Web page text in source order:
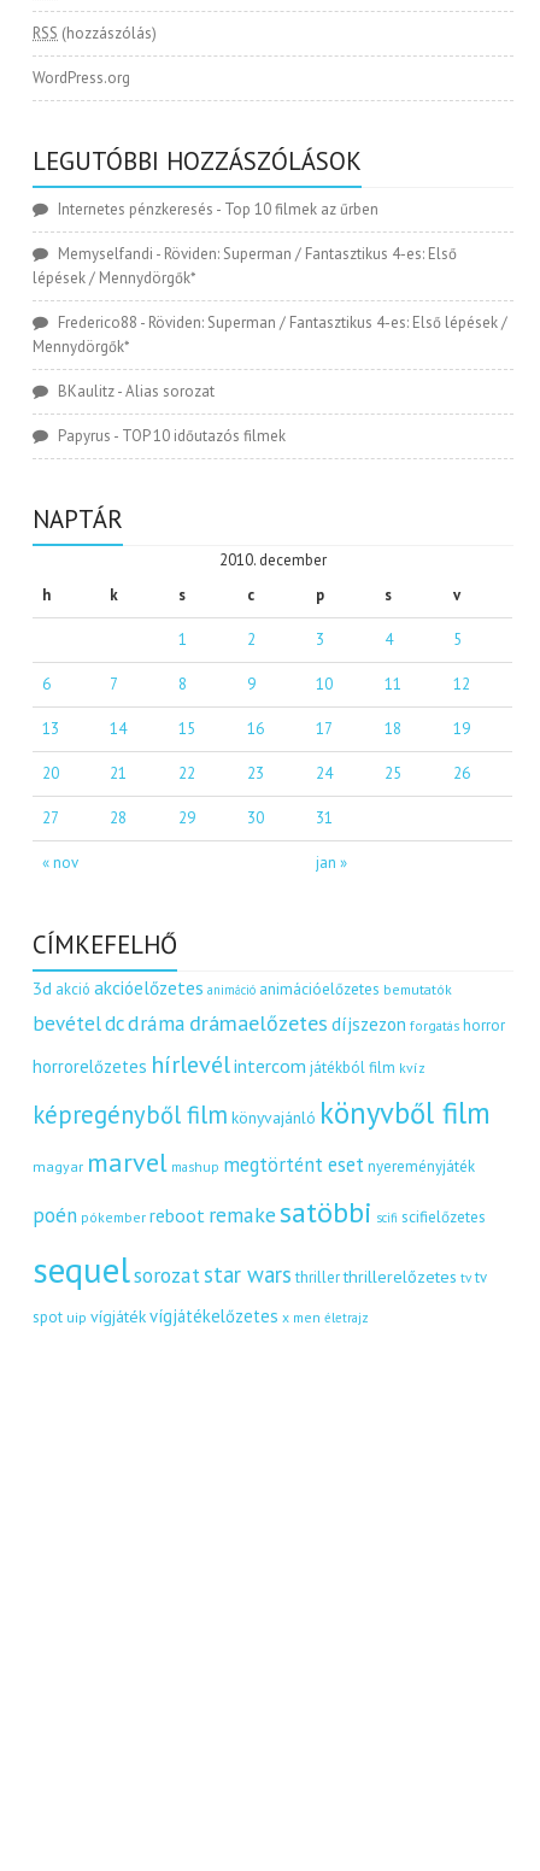
RSS (hozzászólás)
WordPress.org
LEGUTÓBBI HOZZÁSZÓLÁSOK
Internetes pénzkeresés - Top 10 filmek az űrben
Memyselfandi - Röviden: Superman / Fantasztikus 4-es: Első
lépések / Mennydörgők*
Frederico88 - Röviden: Superman / Fantasztikus 4-es: Első lépések /
Mennydörgők*
BKaulitz-Alias sorozat
Papyrus - TOP 10 időutazós filmek
NAPTÁR
2010. december
h
k s c p s v
« nov jan »
1 2 3 4 5
6 7 8 9 10 11 12
13 14 15 16 17 18 19
20 21 22 23 24 25 26
27 28 29 30 31
CÍMKEFELHŐ
3d akció akcióelőzetes animáció animációelőzetes bemutatók
bevételdcdráma drámaelőzetes díjszezon forgatás horror
horrorelőzetes hírlevélintercom játékból film kvíz
képregényből film könyvajánló könyvből film
magyar marvel mashup megtörtént eset nyereményjáték
poén pókember reboot remakesatöbbi scifi scifielőzetes
sequelsorozatstar wars thriller thrillerelőzetes tv tv
spot uip vígjátékvígjátékelőzetes x men életrajz